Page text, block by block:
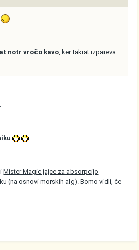
notr vročo kavo , ker takrat izpareva
Mister Magic jajce za absorpcijo
(na osnovi morskih alg). Bomo vidli, če